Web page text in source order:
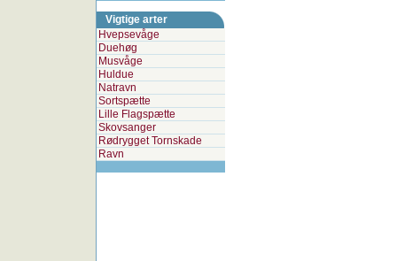
Vigtige arter
Hvepsevåge
Duehøg
Musvåge
Huldue
Natravn
Sortspætte
Lille Flagspætte
Skovsanger
Rødrygget Tornskade
Ravn